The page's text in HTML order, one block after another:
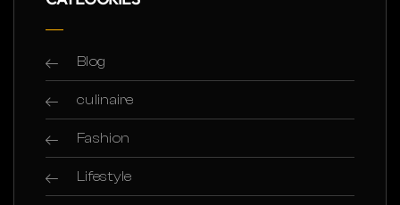
Blog
culinaire
Fashion
Lifestyle